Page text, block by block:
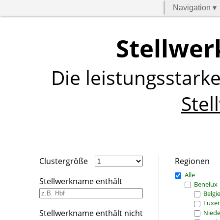
Navigation ▾
Die
Clustergröße
Stellwerkname enthält
Stellwerkname enthält nicht
Regionen
Alle
Benelux